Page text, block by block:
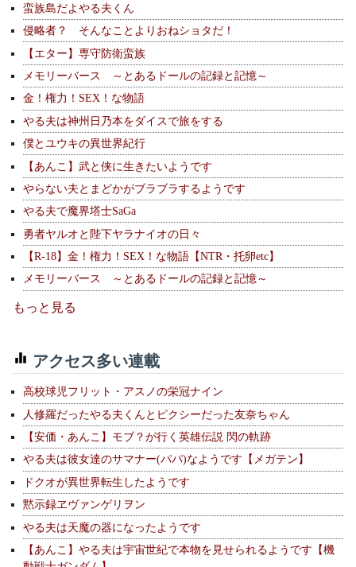
蛮族島だよやる夫くん
侵略者？ そんなことよりおねショタだ！
【エター】専守防衛蛮族
メモリーバース ～とあるドールの記録と記憶～
金！権力！SEX！な物語
やる夫は神州日乃本をダイスで旅をする
僕とユウキの異世界紀行
【あんこ】武と侠に生きたいようです
やらない夫とまどかがブラブラするようです
やる夫で魔界塔士SaGa
勇者ヤルオと陛下ヤラナイオの日々
【R-18】金！権力！SEX！な物語【NTR・托卵etc】
メモリーバース ～とあるドールの記録と記憶～
もっと見る
アクセス多い連載
高校球児フリット・アスノの栄冠ナイン
人修羅だったやる夫くんとピクシーだった友奈ちゃん
【安価・あんこ】モブ？が行く英雄伝説 閃の軌跡
やる夫は彼女達のサマナー(パパ)なようです【メガテン】
ドクオが異世界転生したようです
黙示録ヱヴァンゲリヲン
やる夫は天魔の器になったようです
【あんこ】やる夫は宇宙世紀で本物を見せられるようです【機